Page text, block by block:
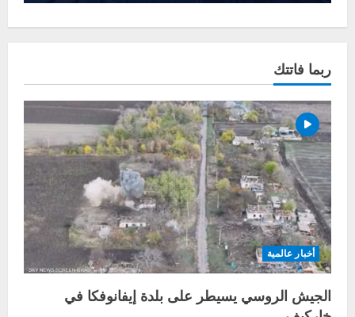
ربما فاتتك
أخبار عالمية
الجيش الروسي يسيطر على بلدة إيفانوفكا في